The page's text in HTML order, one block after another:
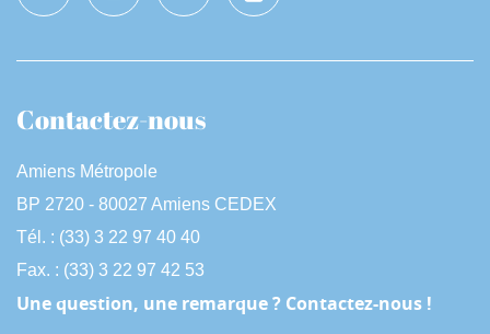
Contactez-nous
Amiens Métropole
BP 2720 - 80027 Amiens CEDEX
Tél. : (33) 3 22 97 40 40
Fax. : (33) 3 22 97 42 53
Une question, une remarque ? Contactez-nous !